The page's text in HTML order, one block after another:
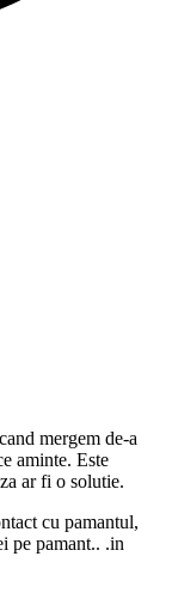
mergem de-a
aminte. Este
ar fi o solutie.
cu pamantul,
pe pamant.. .in